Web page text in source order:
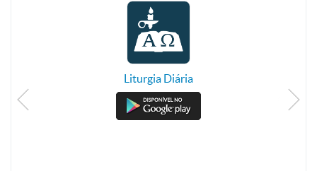
Liturgia Diária